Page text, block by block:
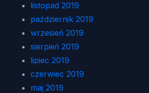
listopad 2019
październik 2019
wrzesień 2019
sierpień 2019
lipiec 2019
czerwiec 2019
maj 2019